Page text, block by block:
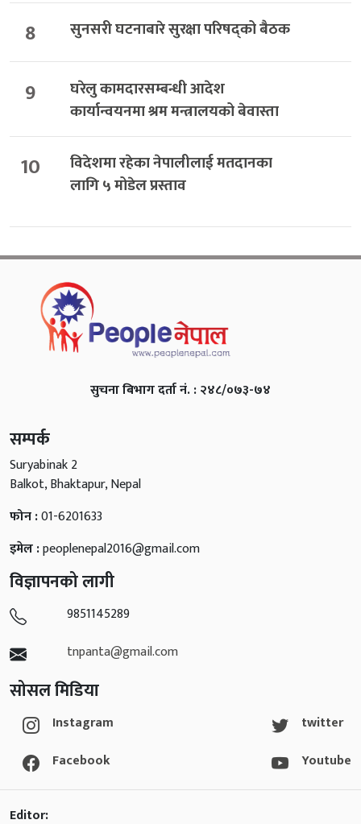
8 सुनसरी घटनाबारे सुरक्षा परिषद्को बैठक
9
घरेलु कामदारसम्बन्धी आदेश
कार्यान्वयनमा श्रम मन्त्रालयको बेवास्ता
10
विदेशमा रहेका नेपालीलाई मतदानका
लागि ५ मोडेल प्रस्ताव
सुचना बिभाग दर्ता नं. : २४८/०७३-७४
सम्पर्क
Suryabinak 2
Balkot, Bhaktapur, Nepal
फोन :01-6201633
इमेल :peoplenepal2016@gmail.com
विज्ञापनको लागी
9851145289
tnpanta@gmail.com
सोसल मिडिया
Instagram
Facebook
twitter
Youtube
Editor: